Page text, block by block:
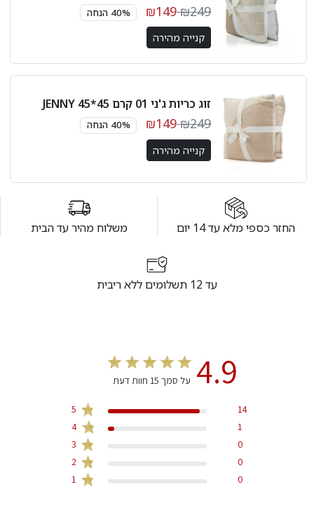
₪249
₪149 40% הנחה
קנייה מהירה
זוג כריות ג'ני 01 קרם 45*45 JENNY
₪249
₪149 40% הנחה
קנייה מהירה
החזר כספי מלא עד 14 יום משלוח מהיר עד הבית
עד 12 תשלומים ללא ריבית
4.9 על סמך 15 חוות דעת
5
14
4
1
3
0
2
0
1
0